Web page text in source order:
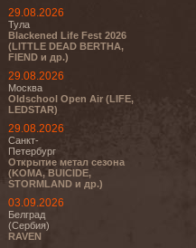
29.08.2026
Тула
Blackened Life Fest 2026
(LITTLE DEAD BERTHA,
FIEND и др.)
29.08.2026
Москва
Oldschool Open Air (LIFE,
LEDSTAR)
29.08.2026
Санкт-
Петербург
Открытие метал сезона
(KOMA, BUICIDE,
STORMLAND и др.)
03.09.2026
Белград
(Сербия)
RAVEN